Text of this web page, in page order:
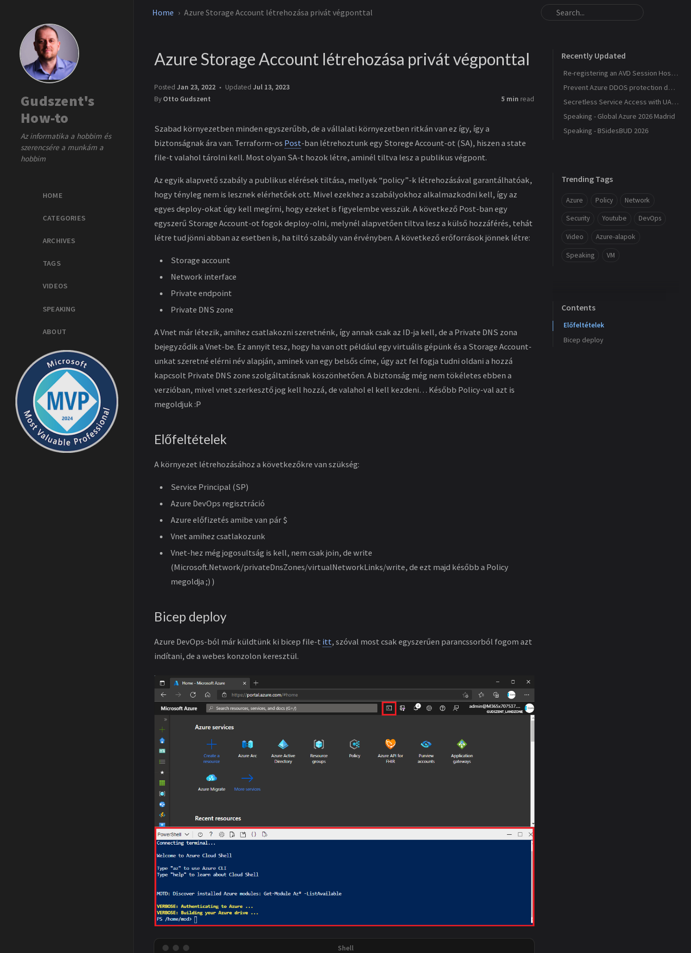
Gudszent's
How-to
Az informatika a hobbim és
szerencsére a munkám a
hobbim
HOME
CATEGORIES
ARCHIVES
TAGS
VIDEOS
SPEAKING
ABOUT
Home Azure Storage Account létrehozása privát végponttal
Azure Storage Account létrehozása privát végponttal
Posted Jan 23, 2022 Updated Jul 13, 2023
By Otto Gudszent 5 min read
Szabad környezetben minden egyszerűbb, de a vállalati környezetben ritkán van ez így, így a
biztonságnak ára van. Terraform-os Post-ban létrehoztunk egy Storege Account-ot (SA), hiszen a state
file-t valahol tárolni kell. Most olyan SA-t hozok létre, aminél tiltva lesz a publikus végpont.
Az egyik alapvető szabály a publikus elérések tiltása, mellyek “policy”-k létrehozásával garantálhatóak,
hogy tényleg nem is lesznek elérhetőek ott. Mivel ezekhez a szabályokhoz alkalmazkodni kell, így az
egyes deploy-okat úgy kell megírni, hogy ezeket is figyelembe vesszük. A következő Post-ban egy
egyszerű Storage Account-ot fogok deploy-olni, melynél alapvetően tiltva lesz a külső hozzáférés, tehát
létre tud jönni abban az esetben is, ha tiltó szabály van érvényben. A következő erőforrások jönnek létre:
Storage account
Network interface
Private endpoint
Private DNS zone
A Vnet már létezik, amihez csatlakozni szeretnénk, így annak csak az ID-ja kell, de a Private DNS zona
bejegyződik a Vnet-be. Ez annyit tesz, hogy ha van ott például egy virtuális gépünk és a Storage Account-
unkat szeretné elérni név alapján, aminek van egy belsős címe, úgy azt fel fogja tudni oldani a hozzá
kapcsolt Private DNS zone szolgáltatásnak köszönhetően. A biztonság még nem tökéletes ebben a
verzióban, mivel vnet szerkesztő jog kell hozzá, de valahol el kell kezdeni… Később Policy-val azt is
megoldjuk :P
Előfeltételek
A környezet létrehozásához a következőkre van szükség:
Service Principal (SP)
Azure DevOps regisztráció
Azure előfizetés amibe van pár $
Vnet amihez csatlakozunk
Vnet-hez még jogosultság is kell, nem csak join, de write
(Microsoft.Network/privateDnsZones/virtualNetworkLinks/write, de ezt majd később a Policy
megoldja ;) )
Bicep deploy
Azure DevOps-ból már küldtünk ki bicep file-t itt, szóval most csak egyszerűen parancssorból fogom azt
indítani, de a webes konzolon keresztül.
Recently Updated
Re-registering an AVD Session Host After a Host Pool Outage
Prevent Azure DDOS protection deployment
Secretless Service Access with UAMI Federation
Speaking - Global Azure 2026 Madrid
Speaking - BSidesBUD 2026
Trending Tags
Azure Policy Network
Security Youtube DevOps
Video Azure-alapok
Speaking VM
Contents
Előfeltételek
Bicep deploy